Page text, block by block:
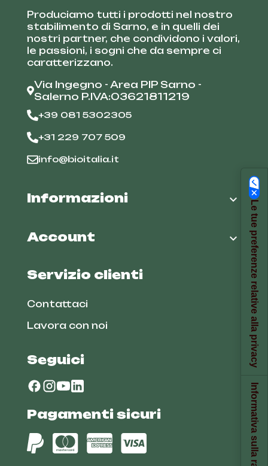
Produciamo tutti i prodotti nel nostro
stabilimento di Sarno, e in quelli dei
nostri partner, che condividono i valori,
le passioni, i sogni che da sempre ci
caratterizzano.
Via Ingegno - Area PIP Sarno -
Salerno P.IVA:03621811219
+39 081 5302305
+31 229 707 509
info@bioitalia.it
Informazioni 
Account 
Servizio clienti
Contattaci
Lavora con noi
Seguici
Pagamenti sicuri
Le tue preferenze relative alla privacy
Informativa sulla raccolta